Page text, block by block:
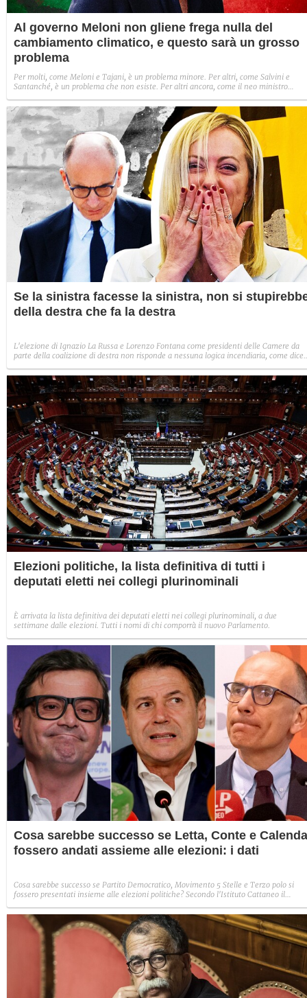
Al governo Meloni non gliene frega nulla del
cambiamento climatico, e questo sarà un grosso
problema
Per molti, come Meloni e Tajani, è un problema minore. Per altri, come Salvini e
Santanché, è un problema che non esiste. Per altri ancora, come il neo ministro
cosa ci aspetta, in tema di cambiamento climatico, per i prossimi cinque anni
Se la sinistra facesse la sinistra, non si
della destra che fa la destra
L'elezione di Ignazio La Russa e Lorenzo Fontana come presidenti delle Camere da
parte della coalizione di destra non risponde a nessuna logica incendiaria, come dice
culturale in Italia. A differenza della sinistra
Elezioni politiche, la lista definitiva di tutti i
deputati eletti nei collegi plurinominali
È arrivata la lista definitiva dei deputati eletti nei collegi plurinominali, a due
settimane dalle elezioni. Tutti i nomi di chi comporrà il nuovo Parlamento.
Cosa sarebbe successo se Letta, Conte e Calenda
fossero andati assieme alle elezioni: i dati
Cosa sarebbe successo se Partito Democratico, Movimento 5 Stelle e Terzo polo si
fossero presentati insieme alle elezioni politiche? Secondo l'Istituto Cattaneo il